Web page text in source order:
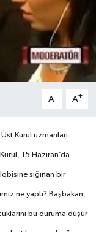
A- A+
Kurul uzmanları
15 Haziran’da
sığınan bir
ne yaptı? Başbakan,
bu duruma düşür